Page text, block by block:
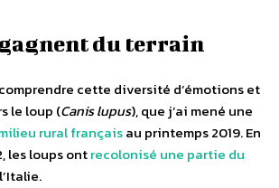
du terrain
cette diversité d’émotions et
le loup (Canis lupus), que j’ai mené une
rural françaisau printemps 2019. En
les loups ontrecolonisé une partie du